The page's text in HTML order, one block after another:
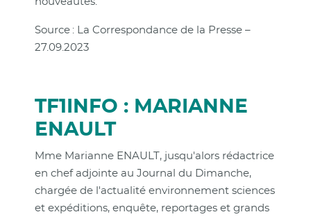
Source : La Correspondance de la Presse –
27.09.2023
TF1INFO : MARIANNE
ENAULT
Mme Marianne ENAULT, jusqu'alors rédactrice
en chef adjointe au Journal du Dimanche,
chargée de l'actualité environnement sciences
et expéditions, enquête, reportages et grands